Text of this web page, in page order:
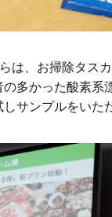
は、お掃除タス
多かった酸素系
サンプルをいた